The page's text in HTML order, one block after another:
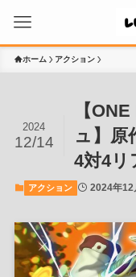
ホーム アクション
【
ュ】原
4対4リ
2024
12/14
アクション 2024年12